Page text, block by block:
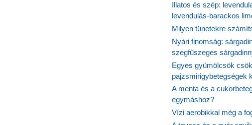
Illatos és szép:
levendulás-barackos
Milyen tünetekre
Nyári finomság:
szegfűszeges
Egyes gyümölcsök
pajzsmirigybetegségek
A menta és a
egymáshoz?
Vízi aerobikkal még a